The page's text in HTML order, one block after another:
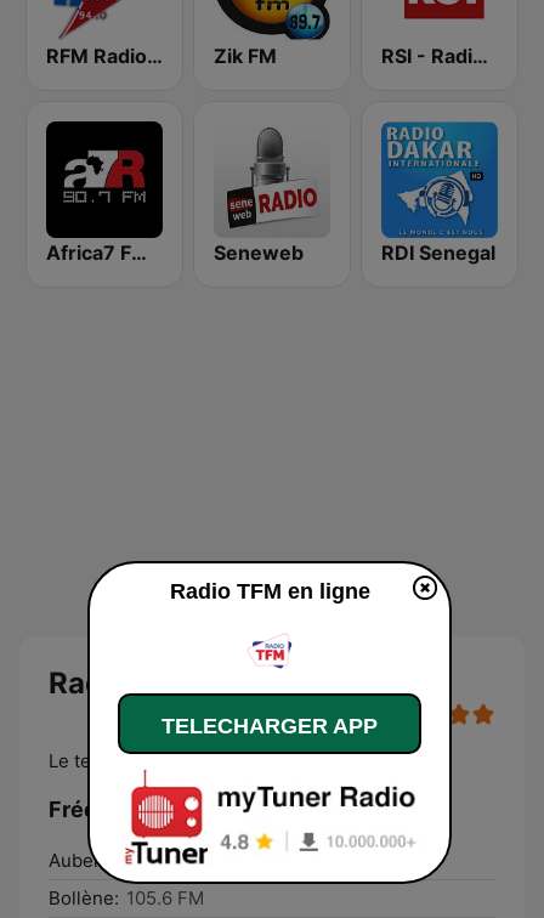
RFM Radio Futurs Medias 94.0 FM Zik FM RSI - Radio Sénégal Internationale
Africa7 FM 90.7 Seneweb RDI Senegal
Radio TFM
Le temple de la chanson populaire
Fréquences Radio TFM:
Aubenas: 101.1 FM
Bollène: 105.6 FM
Radio TFM en ligne
TELECHARGER APP